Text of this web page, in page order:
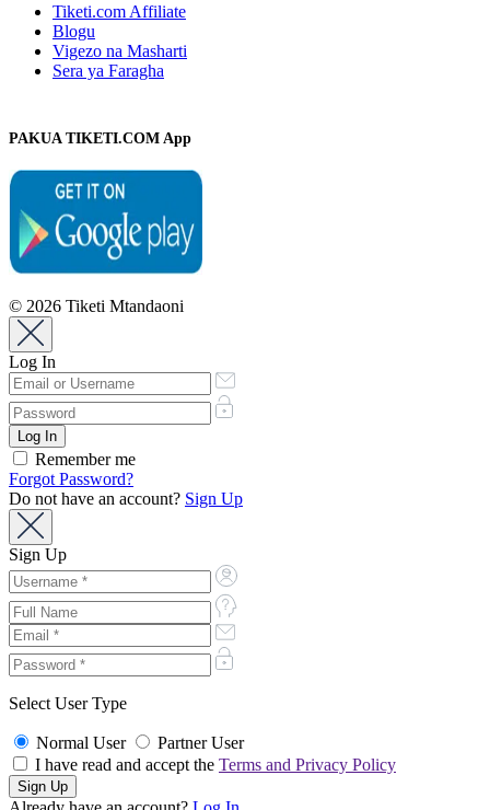
Tiketi.com Affiliate
Blogu
Vigezo na Masharti
Sera ya Faragha
PAKUA TIKETI.COM App
© 2026 Tiketi Mtandaoni
Log In
Remember me
Forgot Password?
Do not have an account? Sign Up
Sign Up
Select User Type
Normal User
Partner User
I have read and accept the Terms and Privacy Policy